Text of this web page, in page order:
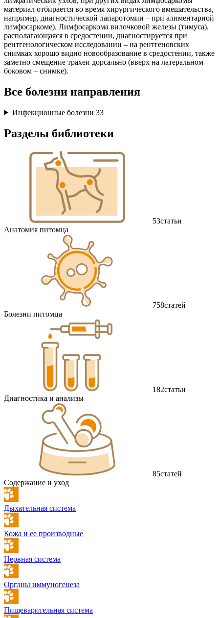
материал отбирается во время хирургического вмешательства,
например, диагностической лапаротомии – при алиментарной
лимфосаркоме). Лимфосаркома вилочковой железы (тимуса),
располагающаяся в средостении, диагностируется при
рентгенологическом исследовании – на рентгеновских
снимках хорошо видно новообразование в средостении, также
заметно смещение трахеи дорсально (вверх на латеральном –
боковом – снимке).
Все болезни направления
Инфекционные болезни 33
Разделы библиотеки
53статьи
Анатомия питомца
758статей
Болезни питомца
182статьи
Диагностика и анализы
85статей
Содержание и уход
Дыхательная система
Кожа и ее производные
Нервная система
Органы иммуногенеза
Пищеварительная система